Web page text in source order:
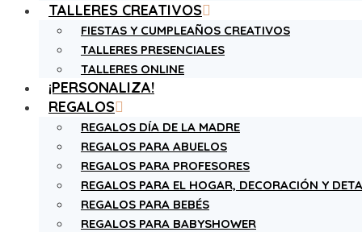
TALLERES CREATIVOS
FIESTAS Y CUMPLEAÑOS CREATIVOS
TALLERES PRESENCIALES
TALLERES ONLINE
¡PERSONALIZA!
REGALOS
REGALOS DÍA DE LA MADRE
REGALOS PARA ABUELOS
REGALOS PARA PROFESORES
REGALOS PARA EL HOGAR, DECORACIÓN Y
REGALOS PARA BEBÉS
REGALOS PARA BABYSHOWER